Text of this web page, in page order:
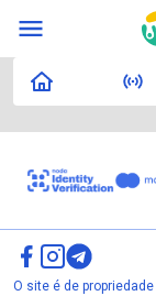
O site é de